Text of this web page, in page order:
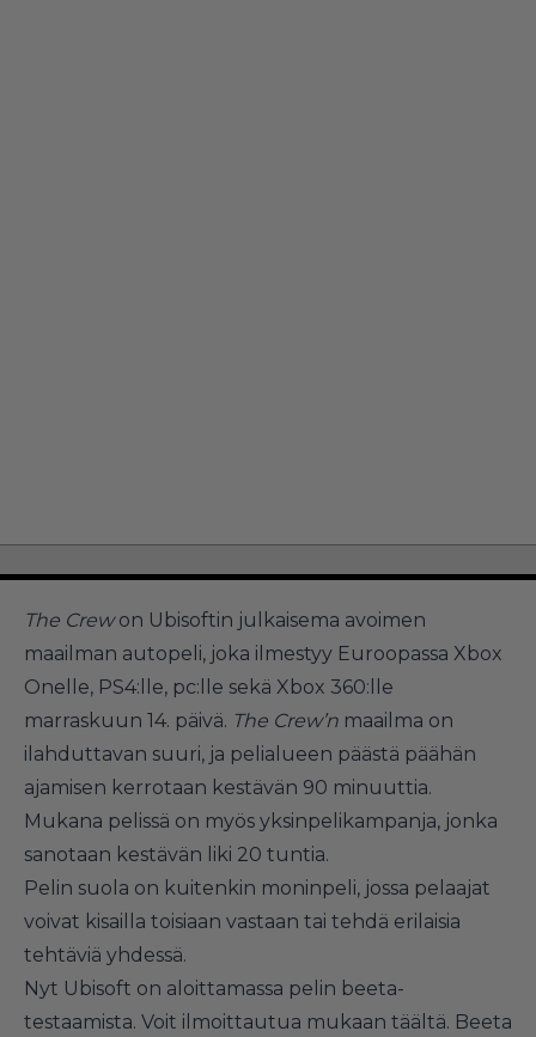
The Crewon Ubisoftin julkaisema avoimen
maailman autopeli, joka ilmestyy Euroopassa Xbox
Onelle, PS4:lle, pc:lle sekä Xbox 360:lle
marraskuun 14. päivä. The Crew’n maailma on
ilahduttavan suuri, ja pelialueen päästä päähän
ajamisen kerrotaan kestävän 90 minuuttia.
Mukana pelissä on myös yksinpelikampanja, jonka
sanotaan kestävän liki 20 tuntia.
Pelin suola on kuitenkin moninpeli, jossa pelaajat
voivat kisailla toisiaan vastaan tai tehdä erilaisia
tehtäviä yhdessä.
Nyt Ubisoft on aloittamassa pelin beeta-
testaamista. Voit ilmoittautua mukaan täältä. Beeta